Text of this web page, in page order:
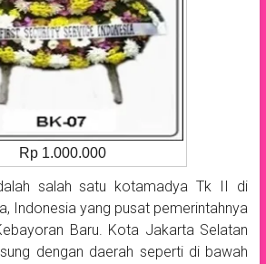
Rp 1.000.000
salah satu kotamadya Tk II di
Indonesia yang pusat pemerintahnya
Baru. Kota Jakarta Selatan
dengan daerah seperti di bawah